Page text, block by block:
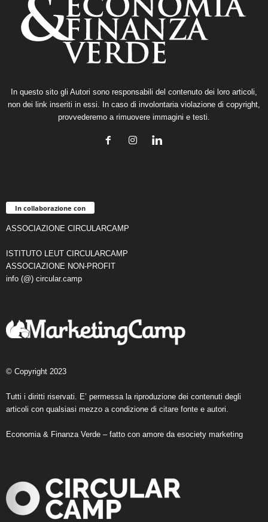
In questo sito gli Autori sono responsabili del contenuto dei loro articoli,
non dei link inseriti in essi. In caso di involontaria violazione di copyright,
provvederemo a rimuovere immagini e testi.
In collaborazione con
ASSOCIAZIONE CIRCULARCAMP
ISTITUTO LEUT CIRCULARCAMP
ASSOCIAZIONE NON-PROFIT
info (@) circular.camp
© Copyright 2023
Tutti i diritti riservati. E’ permessa la riproduzione dei contenuti degli
articoli con qualsiasi mezzo a condizione di citare fonte e autori.
Economia & Finanza Verde – fatto con amore da esociety marketing